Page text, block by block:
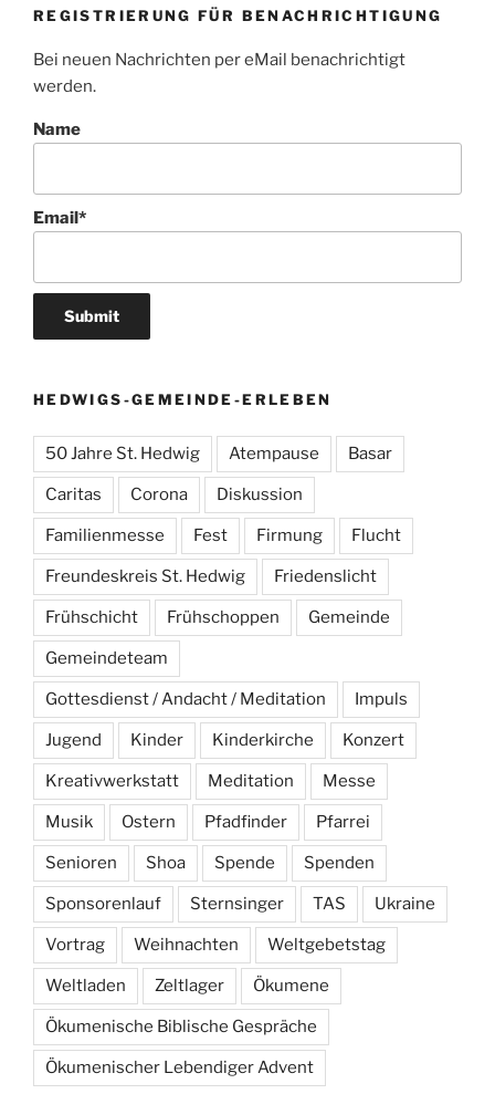
REGISTRIERUNG FÜR BENACHRICHTIGUNG
Bei neuen Nachrichten per eMail benachrichtigt
werden.
Name
Email*
HEDWIGS-GEMEINDE-ERLEBEN
50 Jahre St. Hedwig Atempause Basar
Caritas Corona Diskussion
Familienmesse Fest Firmung Flucht
Freundeskreis St. Hedwig Friedenslicht
Frühschicht Frühschoppen Gemeinde
Gemeindeteam
Gottesdienst / Andacht / Meditation Impuls
Jugend Kinder Kinderkirche Konzert
Kreativwerkstatt Meditation Messe
Musik Ostern Pfadfinder Pfarrei
Senioren Shoa Spende Spenden
Sponsorenlauf Sternsinger TAS Ukraine
Vortrag Weihnachten Weltgebetstag
Weltladen Zeltlager Ökumene
Ökumenische Biblische Gespräche
Ökumenischer Lebendiger Advent